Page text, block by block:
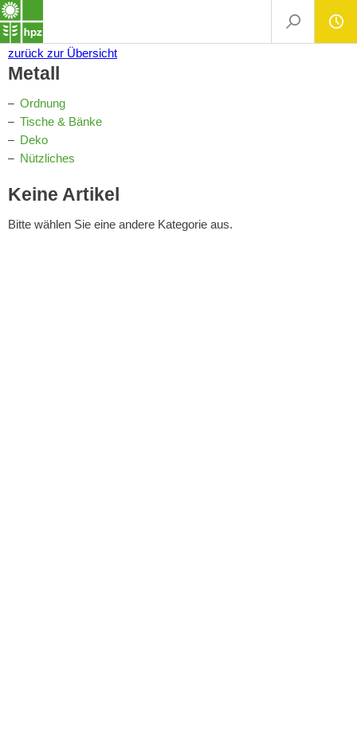
zurück zur Übersicht
Metall
Ordnung
Tische & Bänke
Deko
Nützliches
Keine Artikel
Bitte wählen Sie eine andere Kategorie aus.